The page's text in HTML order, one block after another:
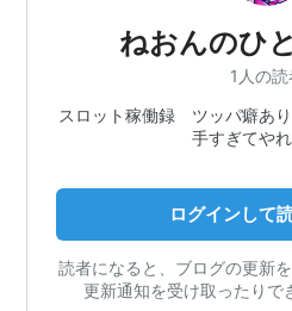
ねおんのひ
1人の読
スロット稼働録 ツッパ
手すぎてや
ログインして
読者になると、ブログの更新
更新通知を受け取ったりで